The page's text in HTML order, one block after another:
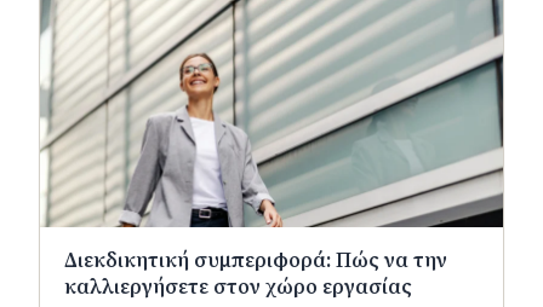
Διεκδικητική συμπεριφορά: Πώς να την
καλλιεργήσετε στον χώρο εργασίας